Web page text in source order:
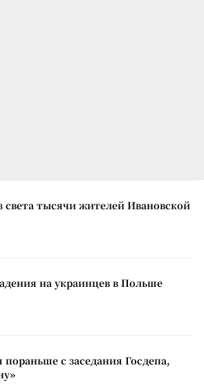
света тысячи жителей Ивановской
на украинцев в Польше
с заседания Госдепа,